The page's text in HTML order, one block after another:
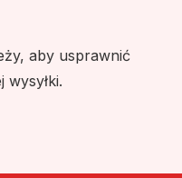
aby usprawnić